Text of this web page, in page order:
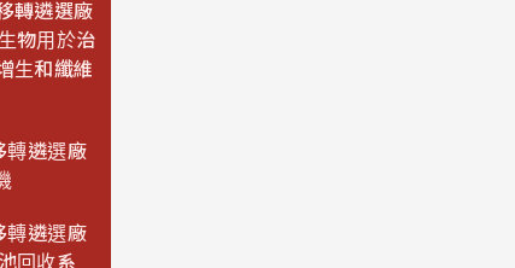
轉遴選廠
物用於治
生和纖維
轉遴選廠
轉遴選廠
回收系